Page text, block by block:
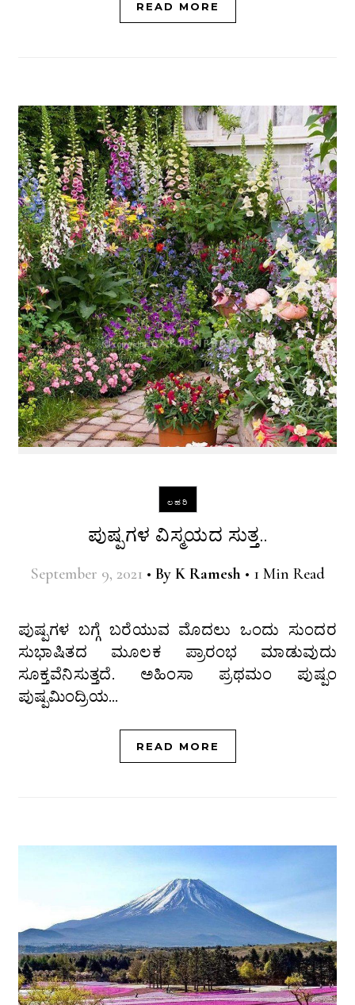
READ MORE
ಲಹರಿ
ಪುಷ್ಪಗಳ ವಿಸ್ಮಯದ ಸುತ್ತ..
September 9, 2021 • By K Ramesh • 1 Min Read
ಪುಷ್ಪಗಳ ಬಗ್ಗೆ ಬರೆಯುವ ಮೊದಲು ಒಂದು ಸುಂದರ
ಸುಭಾಷಿತದ ಮೂಲಕ ಪ್ರಾರಂಭ ಮಾಡುವುದು
ಸೂಕ್ತವೆನಿಸುತ್ತದೆ. ಅಹಿಂಸಾ ಪ್ರಥಮಂ ಪುಷ್ಪಂ
ಪುಷ್ಪಮಿಂದ್ರಿಯ…
READ MORE